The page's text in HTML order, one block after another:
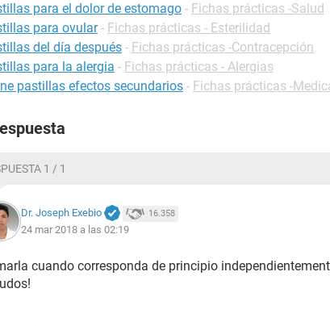
para el dolor de estomago - Fichas prácticas -Salud
para ovular - Fichas prácticas - Esterilidad
del día después - Fichas prácticas -Contracepción
para la alergia - Fichas prácticas - Alergias
pastillas efectos secundarios - Fichas prácticas -
1 / 1
Dr. Joseph Exebio 16.358
24 mar 2018 a las 02:19
cuando corresponda de principio